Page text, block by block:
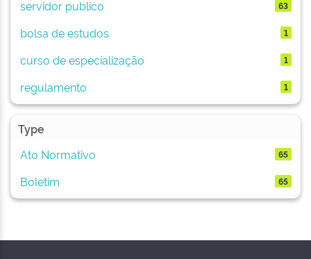
servidor publico 63
bolsa de estudos 1
curso de especialização 1
regulamento 1
Type
Ato Normativo
65
Boletim 65